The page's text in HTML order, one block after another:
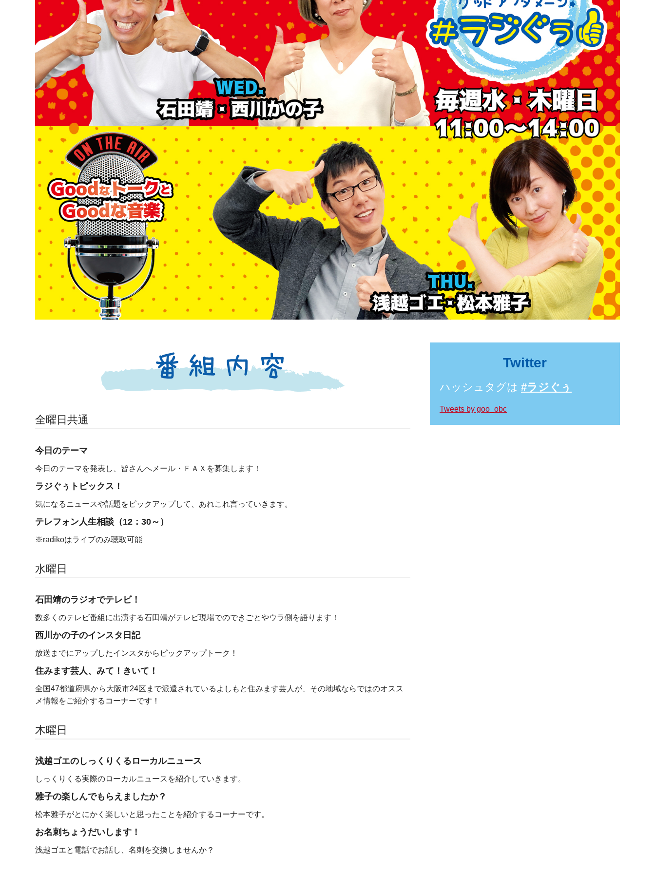
全曜日共通
今日のテーマ
今日のテーマを発表し、皆さんへメール・ＦＡＸを募集します！
ラジぐぅトピックス！
気になるニュースや話題をピックアップして、あれこれ言っていきます。
テレフォン人生相談（12：30～）
※radikoはライブのみ聴取可能
水曜日
石田靖のラジオでテレビ！
数多くのテレビ番組に出演する石田靖がテレビ現場でのできごとやウラ側を語ります！
西川かの子のインスタ日記
放送までにアップしたインスタからピックアップトーク！
住みます芸人、みて！きいて！
全国47都道府県から大阪市24区まで派遣されているよしもと住みます芸人が、その地域ならではのオスス
メ情報をご紹介するコーナーです！
木曜日
浅越ゴエのしっくりくるローカルニュース
しっくりくる実際のローカルニュースを紹介していきます。
雅子の楽しんでもらえましたか？
松本雅子がとにかく楽しいと思ったことを紹介するコーナーです。
お名刺ちょうだいします！
浅越ゴエと電話でお話し、名刺を交換しませんか？
Twitter
ハッシュタグは #ラジぐぅ
Tweets by goo_obc